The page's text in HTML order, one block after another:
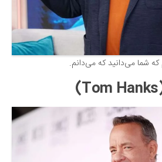
شما می‌دانید که می‌دانم.